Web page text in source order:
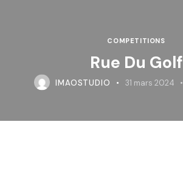
COMPETITIONS
Rue Du Golf
IMAOSTUDIO 31 mars 2024